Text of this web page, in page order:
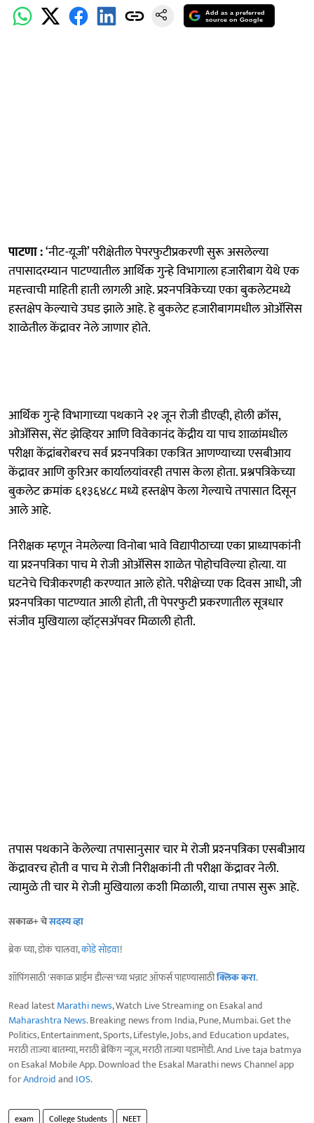
Add as a preferred
source on Google
पाटणा :‘नीट-यूजी’ परीक्षेतील पेपरफुटीप्रकरणी सुरू असलेल्या
तपासादरम्यान पाटण्यातील आर्थिक गुन्हे विभागाला हजारीबाग येथे एक
महत्त्वाची माहिती हाती लागली आहे. प्रश्‍नपत्रिकेच्या एका बुकलेटमध्ये
हस्तक्षेप केल्याचे उघड झाले आहे. हे बुकलेट हजारीबागमधील ओॲसिस
शाळेतील केंद्रावर नेले जाणार होते.
आर्थिक गुन्हे विभागाच्या पथकाने २१ जून रोजी डीएव्ही, होली क्रॉस,
ओॲसिस, सेंट झेव्हियर आणि विवेकानंद केंद्रीय या पाच शाळांमधील
परीक्षा केंद्रांबरोबरच सर्व प्रश्‍नपत्रिका एकत्रित आणण्याच्या एसबीआय
केंद्रावर आणि कुरिअर कार्यालयांवरही तपास केला होता. प्रश्नपत्रिकेच्या
बुकलेट क्रमांक ६१३६४८८ मध्ये हस्तक्षेप केला गेल्याचे तपासात दिसून
आले आहे.
निरीक्षक म्हणून नेमलेल्या विनोबा भावे विद्यापीठाच्या एका प्राध्यापकांनी
या प्रश्‍नपत्रिका पाच मे रोजी ओॲसिस शाळेत पोहोचविल्या होत्या. या
घटनेचे चित्रीकरणही करण्यात आले होते. परीक्षेच्या एक दिवस आधी, जी
प्रश्‍नपत्रिका पाटण्यात आली होती, ती पेपरफुटी प्रकरणातील सूत्रधार
संजीव मुखियाला व्हॉट्‌सॲपवर मिळाली होती.
तपास पथकाने केलेल्या तपासानुसार चार मे रोजी प्रश्‍नपत्रिका एसबीआय
केंद्रावरच होती व पाच मे रोजी निरीक्षकांनी ती परीक्षा केंद्रावर नेली.
त्यामुळे ती चार मे रोजी मुखियाला कशी मिळाली, याचा तपास सुरू आहे.
सकाळ+ चेसदस्य व्हा
ब्रेक घ्या, डोकं चालवा,कोडे सोडवा!
शॉपिंगसाठी 'सकाळ प्राईम डील्स'च्या भन्नाट ऑफर्स पाहण्यासाठीक्लिक करा.
Read latestMarathi news, Watch Live Streaming on Esakal and
Maharashtra News. Breaking news from India, Pune, Mumbai. Get the
Politics, Entertainment, Sports, Lifestyle, Jobs, and Education updates,
मराठी ताज्या बातम्या, मराठी ब्रेकिंग न्यूज, मराठी ताज्या घडामोडी. And Live taja batmya
on Esakal Mobile App. Download the Esakal Marathi news Channel app
forAndroidand IOS.
exam College Students NEET